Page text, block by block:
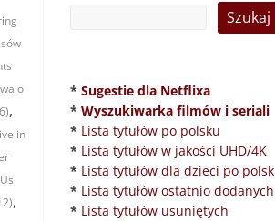
o
,
in
,
* Sugestie dla Netflixa
* Wyszukiwarka filmów i seriali
* Lista tytułów po polsku
* Lista tytułów w jakości UHD/4K
* Lista tytułów dla dzieci po
* Lista tytułów ostatnio dodanych
* Lista tytułów usuniętych